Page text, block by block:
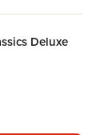
Deluxe